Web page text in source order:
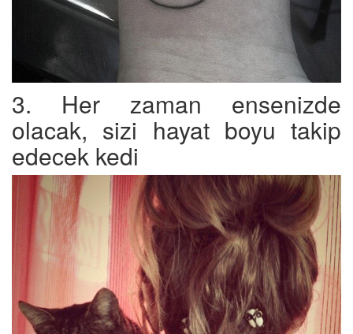
3. Her zaman ensenizde
olacak, sizi hayat boyu takip
edecek kedi